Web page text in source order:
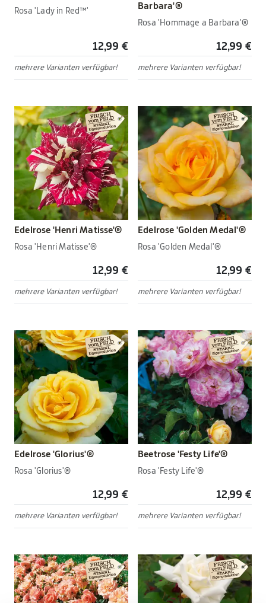
Rosa 'Lady in Red™'
12,99 €
mehrere Varianten verfügbar!
Barbara'®
Rosa 'Hommage a Barbara'®
12,99 €
mehrere Varianten verfügbar!
Edelrose 'Henri Matisse'®
Rosa 'Henri Matisse'®
12,99 €
mehrere Varianten verfügbar!
Edelrose 'Golden Medal'®
Rosa 'Golden Medal'®
12,99 €
mehrere Varianten verfügbar!
Edelrose 'Glorius'®
Rosa 'Glorius'®
12,99 €
mehrere Varianten verfügbar!
Beetrose 'Festy Life'®
Rosa 'Festy Life'®
12,99 €
mehrere Varianten verfügbar!